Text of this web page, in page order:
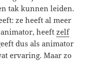
tak kunnen leiden.
ze heeft al meer
animator, heeftzelf
dus als animator
ervaring. Maar zo